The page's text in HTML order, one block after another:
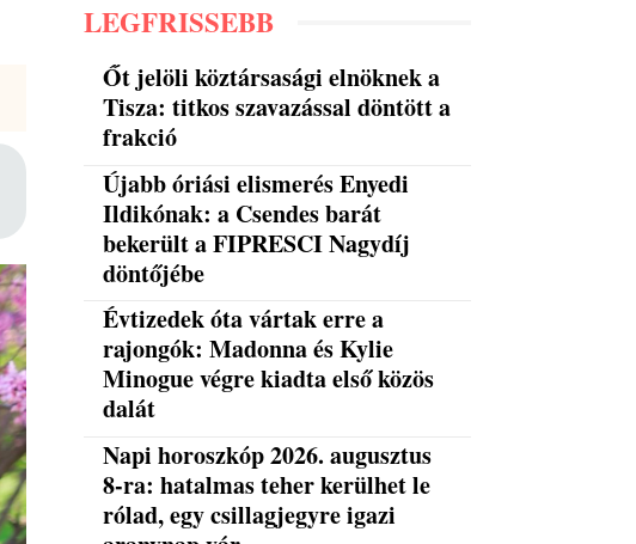
LEGFRISSEBB
Őt jelöli köztársasági elnöknek a
Tisza: titkos szavazással döntött a
frakció
Újabb óriási elismerés Enyedi
Ildikónak: a Csendes barát
bekerült a FIPRESCI Nagydíj
döntőjébe
Évtizedek óta vártak erre a
rajongók: Madonna és Kylie
Minogue végre kiadta első közös
dalát
Napi horoszkóp 2026. augusztus
8-ra: hatalmas teher kerülhet le
rólad, egy csillagjegyre igazi